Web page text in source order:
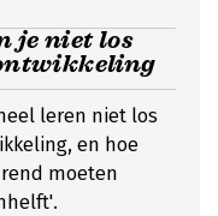
je niet los
leren niet los
en hoe
moeten